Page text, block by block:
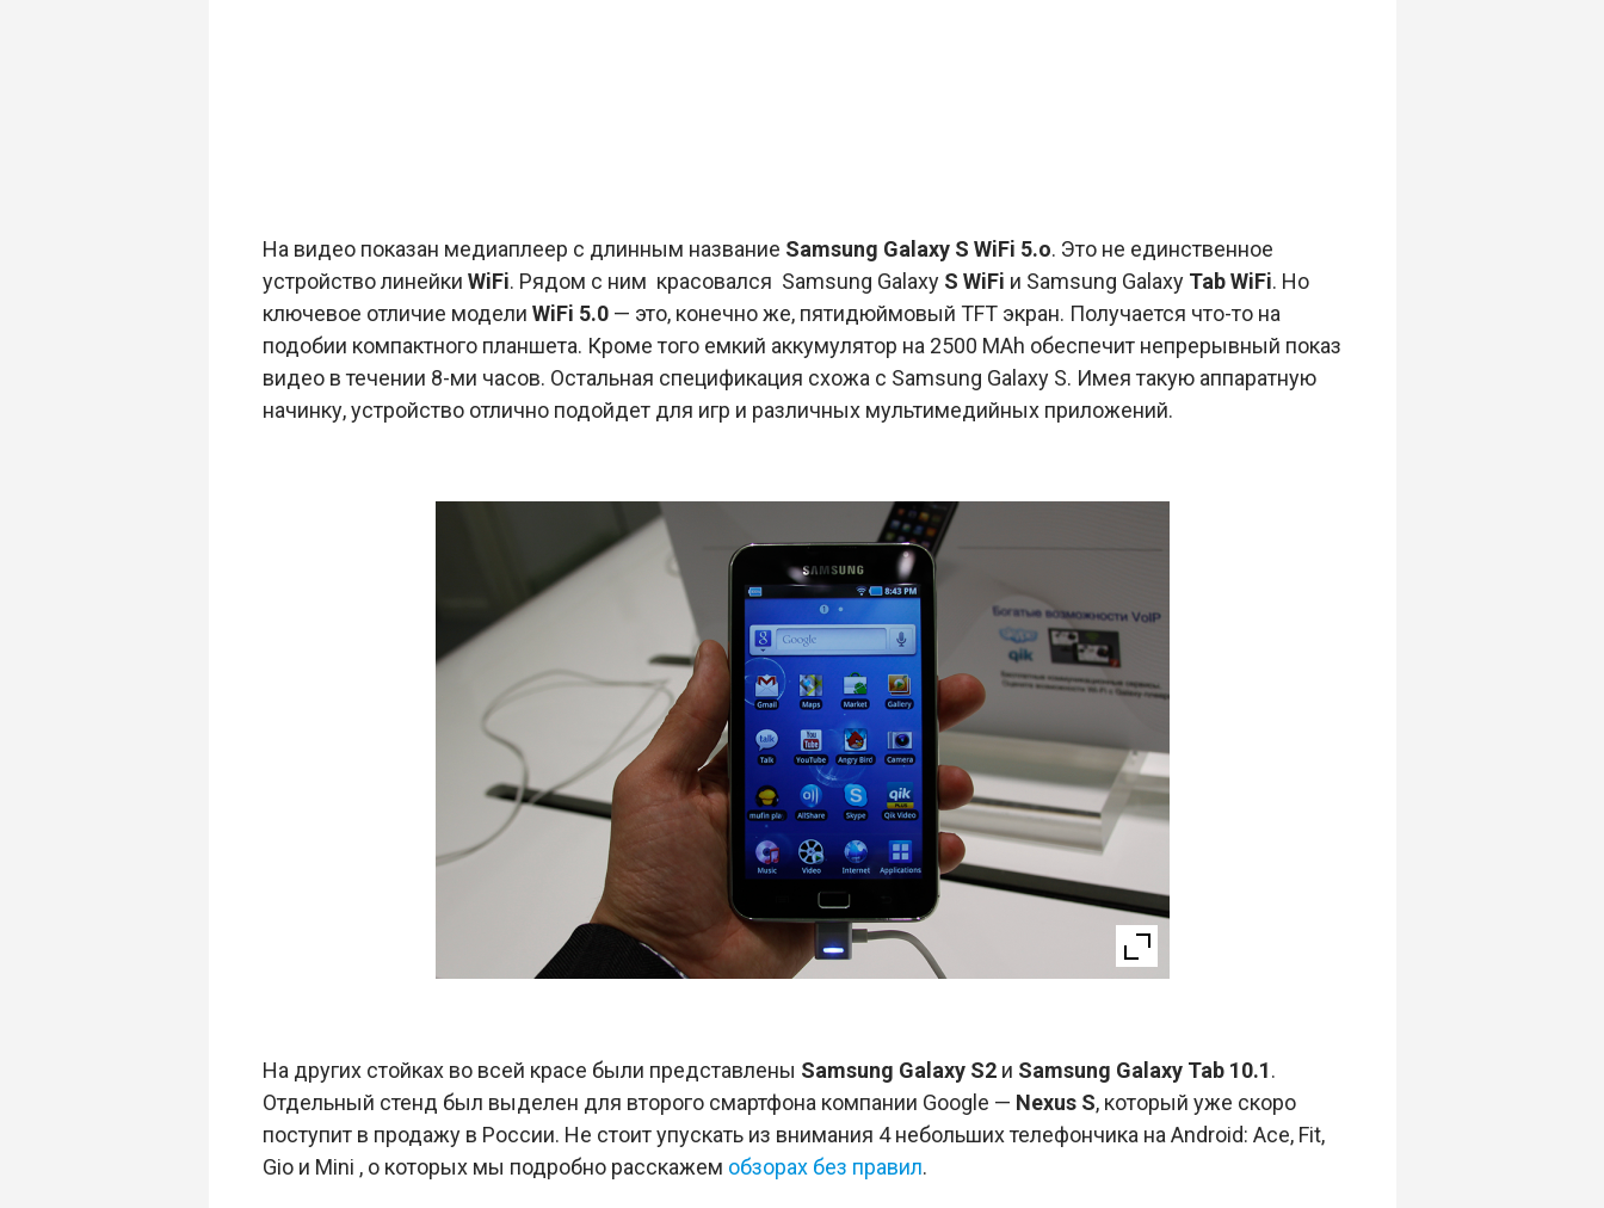
На видео показан медиаплеер с длинным название Samsung Galaxy S WiFi 5.o. Это не единственное
устройство линейки WiFi. Рядом с ним красовался Samsung GalaxyS WiFi и Samsung GalaxyTab WiFi. Но
ключевое отличие модели WiFi 5.0— это, конечно же, пятидюймовый TFT экран. Получается что-то на
подобии компактного планшета. Кроме того емкий аккумулятор на 2500 MAh обеспечит непрерывный показ
видео в течении 8-ми часов. Остальная спецификация схожа с Samsung Galaxy S. Имея такую аппаратную
начинку, устройство отлично подойдет для игр и различных мультимедийных приложений.
На других стойках во всей красе были представлены Samsung Galaxy S2и Samsung Galaxy Tab 10.1.
Отдельный стенд был выделен для второго смартфона компании Google — Nexus S, который уже скоро
поступит в продажу в России. Не стоит упускать из внимания 4 небольших телефончика на Android: Ace, Fit,
Gio и Mini , о которых мы подробно расскажем обзорах без правил.